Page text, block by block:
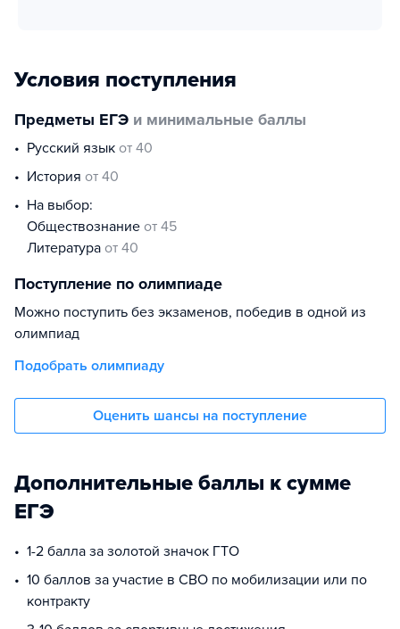
Условия поступления
Предметы ЕГЭ и минимальные баллы
русский язык от 40
история от 40
На выбор:
обществознание от 45
литература от 40
Поступление по олимпиаде
Можно поступить без экзаменов, победив в одной из
олимпиад
Подобрать олимпиаду
Оценить шансы на поступление
Дополнительные баллы к сумме
ЕГЭ
1-2 балла за золотой значок ГТО
10 баллов за участие в СВО по мобилизации или по
контракту